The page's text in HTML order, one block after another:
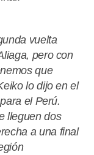
vuelta
pero con
que
lo dijo en el
el Perú.
lleguen dos
a una final